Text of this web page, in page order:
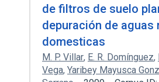
de filtros de suelo
depuración de aguas
domesticas
M. P. Villar, E. R. Domínguez,
Vega, Yaribey Mayusca